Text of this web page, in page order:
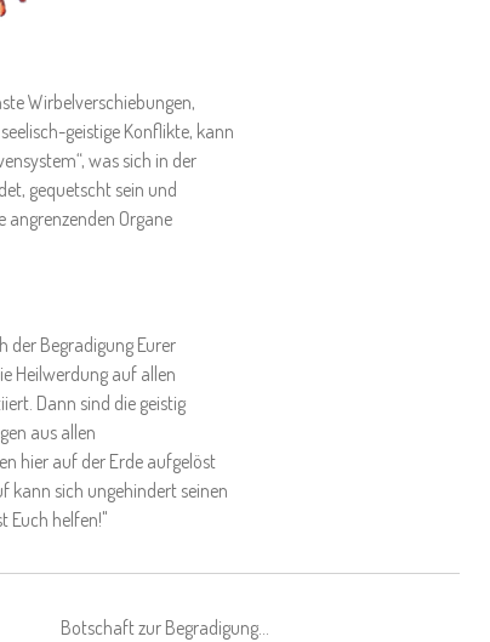
Wirbelverschiebungen,
geistige Konflikte, kann
was sich in der
gequetscht sein und
angrenzenden Organe
der Begradigung Eurer
Heilwerdung auf allen
Dann sind die geistig
aus allen
hier auf der Erde aufgelöst
kann sich ungehindert seinen
Euch helfen!"
Botschaft zur Begradigung…